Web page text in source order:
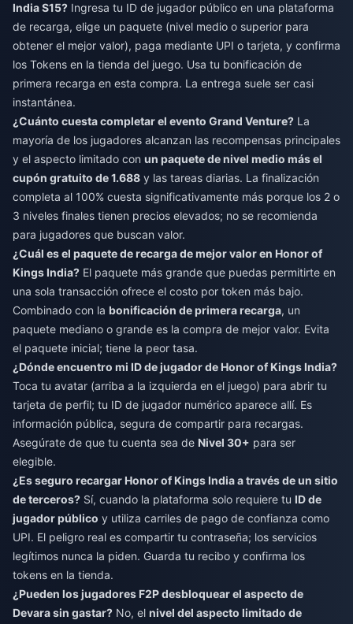
India S15? Ingresa tu ID de jugador público en una plataforma
de recarga, elige un paquete (nivel medio o superior para
obtener el mejor valor), paga mediante UPI o tarjeta, y confirma
los Tokens en la tienda del juego. Usa tu bonificación de
primera recarga en esta compra. La entrega suele ser casi
instantánea.
¿Cuánto cuesta completar el evento Grand Venture? La
mayoría de los jugadores alcanzan las recompensas principales
y el aspecto limitado con un paquete de nivel medio más el
cupón gratuito de 1.688 y las tareas diarias. La finalización
completa al 100% cuesta significativamente más porque los 2 o
3 niveles finales tienen precios elevados; no se recomienda
para jugadores que buscan valor.
¿Cuál es el paquete de recarga de mejor valor en Honor of
Kings India? El paquete más grande que puedas permitirte en
una sola transacción ofrece el costo por token más bajo.
Combinado con la bonificación de primera recarga, un
paquete mediano o grande es la compra de mejor valor. Evita
el paquete inicial; tiene la peor tasa.
¿Dónde encuentro mi ID de jugador de Honor of Kings India?
Toca tu avatar (arriba a la izquierda en el juego) para abrir tu
tarjeta de perfil; tu ID de jugador numérico aparece allí. Es
información pública, segura de compartir para recargas.
Asegúrate de que tu cuenta sea de Nivel 30+ para ser
elegible.
¿Es seguro recargar Honor of Kings India a través de un sitio
de terceros? Sí, cuando la plataforma solo requiere tu ID de
jugador público y utiliza carriles de pago de confianza como
UPI. El peligro real es compartir tu contraseña; los servicios
legítimos nunca la piden. Guarda tu recibo y confirma los
tokens en la tienda.
¿Pueden los jugadores F2P desbloquear el aspecto de
Devara sin gastar? No, el nivel del aspecto limitado de